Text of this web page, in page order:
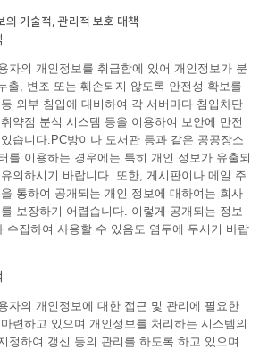
의 기술적, 관리적 보호 대책
자의 개인정보를 취급함에 있어 개인정보가 분
출, 변조 또는 훼손되지 않도록 안전성 확보를
외부 침입에 대비하여 각 서버마다 침입차단
약점 분석 시스템 등을 이용하여 보안에 만전
습니다.PC방이나 도서관 등과 같은 공공장소
를 이용하는 경우에는 특히 개인 정보가 유출되
의하시기 바랍니다. 또한, 게시판이나 메일 주
통하여 공개되는 개인 정보에 대하여는 회사
보장하기 어렵습니다. 이렇게 공개되는 정보
수집하여 사용할 수 있음도 염두에 두시기 바랍
자의 개인정보에 대한 접근 및 관리에 필요한
련하고 있으며 개인정보를 처리하는 시스템의
정하여 갱신 등의 관리를 하도록 하고 있으며